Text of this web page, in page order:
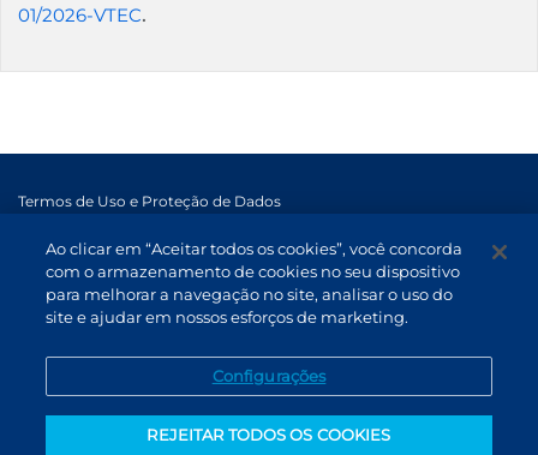
01/2026-VTEC.
Termos de Uso e Proteção de Dados
Atendimento
Canal de Denúncias
PT (BR)
Ao clicar em “Aceitar todos os cookies”, você concorda
com o armazenamento de cookies no seu dispositivo
para melhorar a navegação no site, analisar o uso do
site e ajudar em nossos esforços de marketing.
Configurações
REJEITAR TODOS OS COOKIES